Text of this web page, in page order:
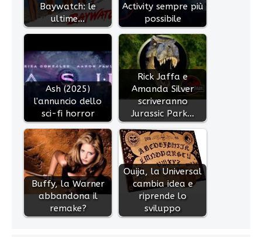
Baywatch: le
ultime…
Activity sempre più
possibile
Ash (2025)
l'annuncio dello
sci-fi horror
Rick Jaffa e
Amanda Silver
scriveranno
Jurassic Park…
Buffy, la Warner
abbandona il
remake?
Ouija, la Universal
cambia idea e
riprende lo
sviluppo